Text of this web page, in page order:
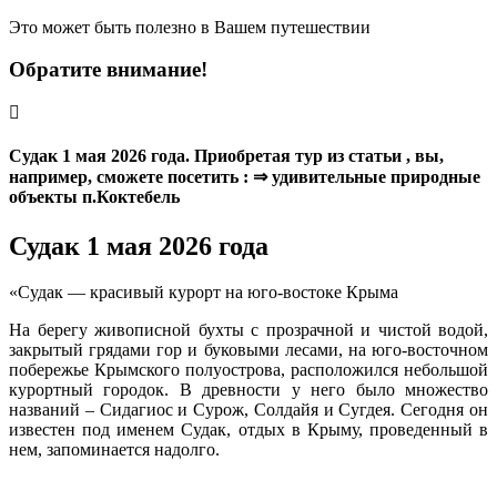
Это может быть полезно в Вашем путешествии
Обратите внимание!
Судак 1 мая 2026 года. Приобретая тур из статьи , вы,
например, сможете посетить : ⇒ удивительные природные
объекты п.Коктебель
Судак 1 мая 2026 года
«Судак — красивый курорт на юго-востоке Крыма
На берегу живописной бухты с прозрачной и чистой водой,
закрытый грядами гор и буковыми лесами, на юго-восточном
побережье Крымского полуострова, расположился небольшой
курортный городок. В древности у него было множество
названий – Сидагиос и Сурож, Солдайя и Сугдея. Сегодня он
известен под именем Судак, отдых в Крыму, проведенный в
нем, запоминается надолго.